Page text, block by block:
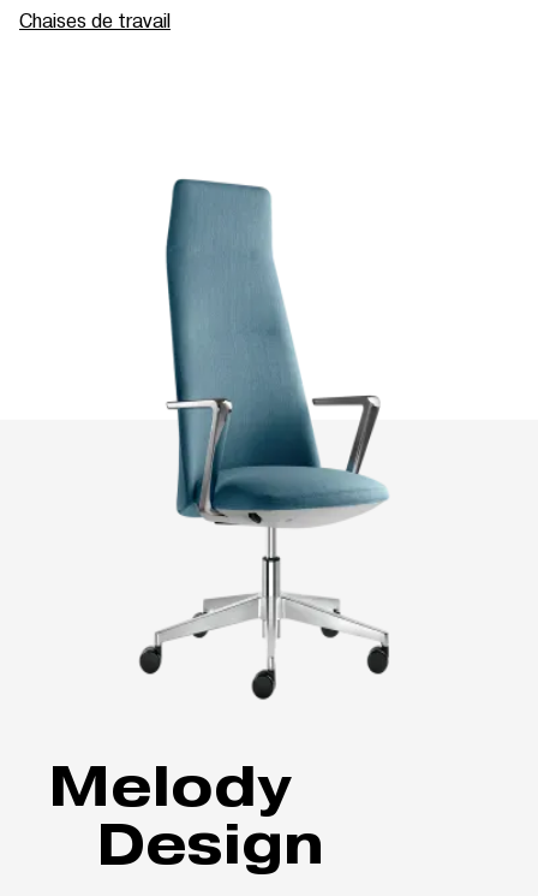
Chaises de travail
Melody
Design